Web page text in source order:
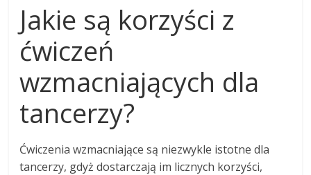
Jakie są korzyści z
ćwiczeń
wzmacniających dla
tancerzy?
Ćwiczenia wzmacniające są niezwykle istotne dla
tancerzy, gdyż dostarczają im licznych korzyści,